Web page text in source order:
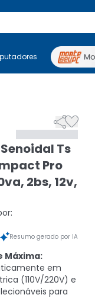
Computadores
Periféricos

Ts
Pro
2bs, 12v,
Resumo gerado por IA
Máxima:
em
(110V/220V) e
para